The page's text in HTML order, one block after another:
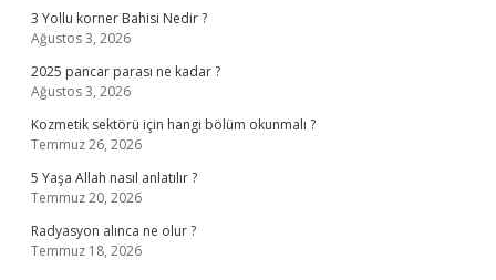
3 Yollu korner Bahisi Nedir ?
Ağustos 3, 2026
2025 pancar parası ne kadar ?
Ağustos 3, 2026
Kozmetik sektörü için hangi bölüm okunmalı ?
Temmuz 26, 2026
5 Yaşa Allah nasıl anlatılır ?
Temmuz 20, 2026
Radyasyon alınca ne olur ?
Temmuz 18, 2026